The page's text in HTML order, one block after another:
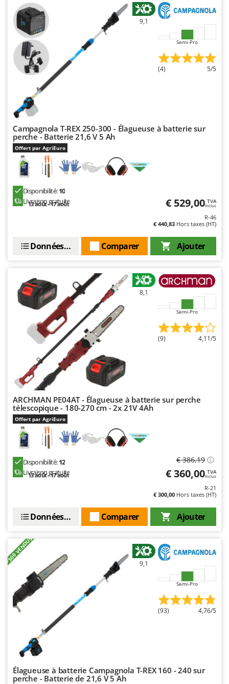
Stiga
Stocker
Sunseeker
T
Tecla
TecnoGen
Tellarini Pompe
Telwin
Tenco
Tineco
Titania
Tornado
Tre Spade
Trev - Abrek - TecnoVIR
Unger
Verdemax
Vesco
Volpi
Waldner
Weber
WIDU
Wiper EcoRobot
Wolf Garten
Wortex
Worx
Zanon
Zephir
Zodiac
Zomax
9,1
Semi-Pro
(4) 5/5
Campagnola T-REX 250-300 - Élagueuse à batterie sur
perche - Batterie 21,6 V 5 Ah
Offert par AgriEuro
Disponibilité:10
Livraison gratuite
13 août - 17 août € 529,00 TVA
Inclus
R-46
€ 440,83 Hors taxes (HT)
Ajouter
Comparer
Données techniques
8,1
Semi-Pro
(9) 4,11/5
ARCHMAN PE04AT - Élagueuse à batterie sur perche
télescopique - 180-270 cm - 2x 21V 4Ah
Offert par AgriEuro
Disponibilité:12
Livraison gratuite
13 août - 17 août
€ 386,19
€ 360,00 TVA
Inclus
R-21
€ 300,00 Hors taxes (HT)
Ajouter
Comparer
Données techniques
+500 VENDUS 9,1
Semi-Pro
(93) 4,76/5
Élagueuse à batterie Campagnola T-REX 160 - 240 sur
perche - Batterie de 21,6 V 5 Ah